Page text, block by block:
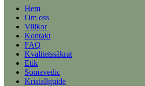
Hem
Om oss
Villkor
Kontakt
FAQ
Kvalitetssäkrat
Etik
Somavedic
Kristallguide